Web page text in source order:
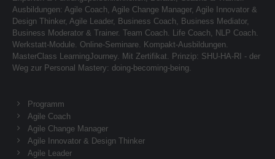
Ausbildungen: Agile Coach, Agile Change Manager, Agile Innovator &
Design Thinker, Agile Leader, Business Coach, Business Mediator,
Business Moderator & Trainer. Team Coach. Life Coach, NLP Coach.
Werkstatt-Module. Online-Seminare. Kompakt-Ausbildungen.
MasterClass LearningJourney. Mit Zertifikat. Prinzip: SHU-HA-RI - der
Weg zur Personal Mastery: doing-becoming-being.
Programm
Agile Coach
Agile Change Manager
Agile Innovator & Design Thinker
Agile Leader